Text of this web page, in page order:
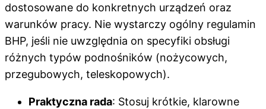
dostosowane do konkretnych urządzeń oraz
warunków pracy. Nie wystarczy ogólny regulamin
BHP, jeśli nie uwzględnia on specyfiki obsługi
różnych typów podnośników (nożycowych,
przegubowych, teleskopowych).
Praktyczna rada: Stosuj krótkie, klarowne